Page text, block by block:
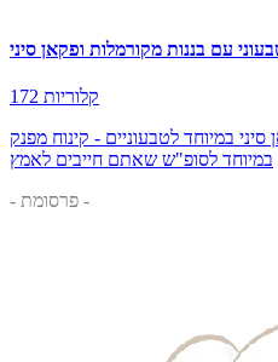
עם בננות מקורמלות ופקאן סיני
172 קלוריות
במיוחד לטבעוניים - קינוח מפנק
במיוחד לסופ"ש שאתם חייבים לאמץ
- פרסומת -